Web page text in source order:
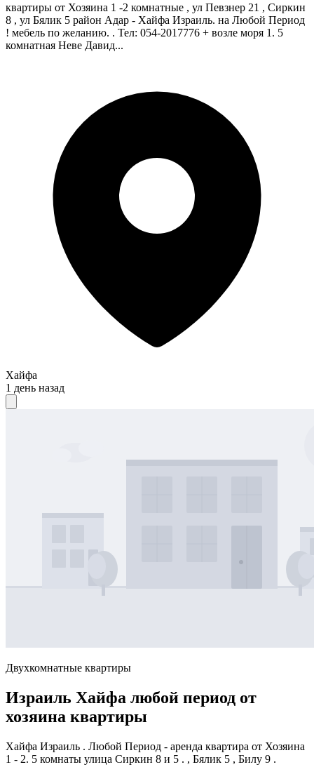
квартиры от Хозяина 1 -2 комнатные , ул Певзнер 21 , Сиркин
8 , ул Бялик 5 район Адар - Хайфа Израиль. на Любой Период
! мебель по желанию. . Тел: 054-2017776 + возле моря 1. 5
комнатная Неве Давид...
Хайфа
1 день назад
Двухкомнатные квартиры
Израиль Хайфа любой период от
хозяина квартиры
Хайфа Израиль . Любой Период - аренда квартира от Хозяина
1 - 2. 5 комнаты улица Сиркин 8 и 5 . , Бялик 5 , Билу 9 .